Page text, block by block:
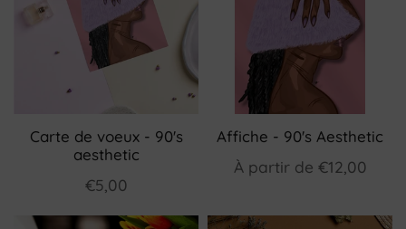
Carte de voeux - 90's
aesthetic
€5,00
Affiche - 90's Aesthetic
À partir de €12,00